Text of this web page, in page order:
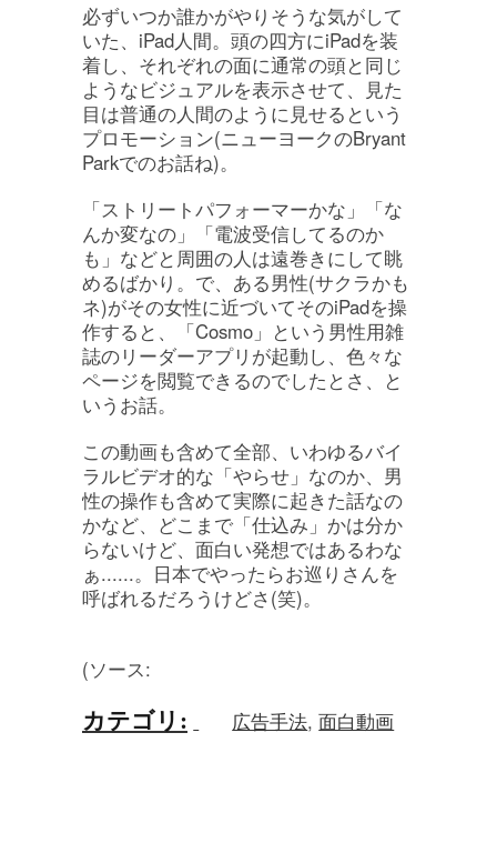
必ずいつか誰かがやりそうな気がして
いた、iPad人間。頭の四方にiPadを装
着し、それぞれの面に通常の頭と同じ
ようなビジュアルを表示させて、見た
目は普通の人間のように見せるという
プロモーション(ニューヨークのBryant
Parkでのお話ね)。
「ストリートパフォーマーかな」「な
んか変なの」「電波受信してるのか
も」などと周囲の人は遠巻きにして眺
めるばかり。で、ある男性(サクラかも
ネ)がその女性に近づいてそのiPadを操
作すると、「Cosmo」という男性用雑
誌のリーダーアプリが起動し、色々な
ページを閲覧できるのでしたとさ、と
いうお話。
この動画も含めて全部、いわゆるバイ
ラルビデオ的な「やらせ」なのか、男
性の操作も含めて実際に起きた話なの
かなど、どこまで「仕込み」かは分か
らないけど、面白い発想ではあるわな
ぁ......。日本でやったらお巡りさんを
呼ばれるだろうけどさ(笑)。
(ソース:
カテゴリ : 広告手法, 面白動画